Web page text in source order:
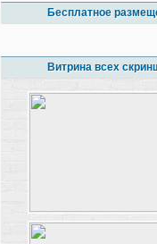
Бесплатное
Витрина всех